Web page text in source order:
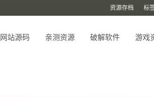
资源存档 标
网站源码 亲测资源 破解软件 游戏